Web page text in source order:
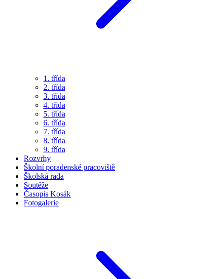
1. třída
2. třída
3. třída
4. třída
5. třída
6. třída
7. třída
8. třída
9. třída
Rozvrhy
Školní poradenské pracoviště
Školská rada
Soutěže
Časopis Kosák
Fotogalerie